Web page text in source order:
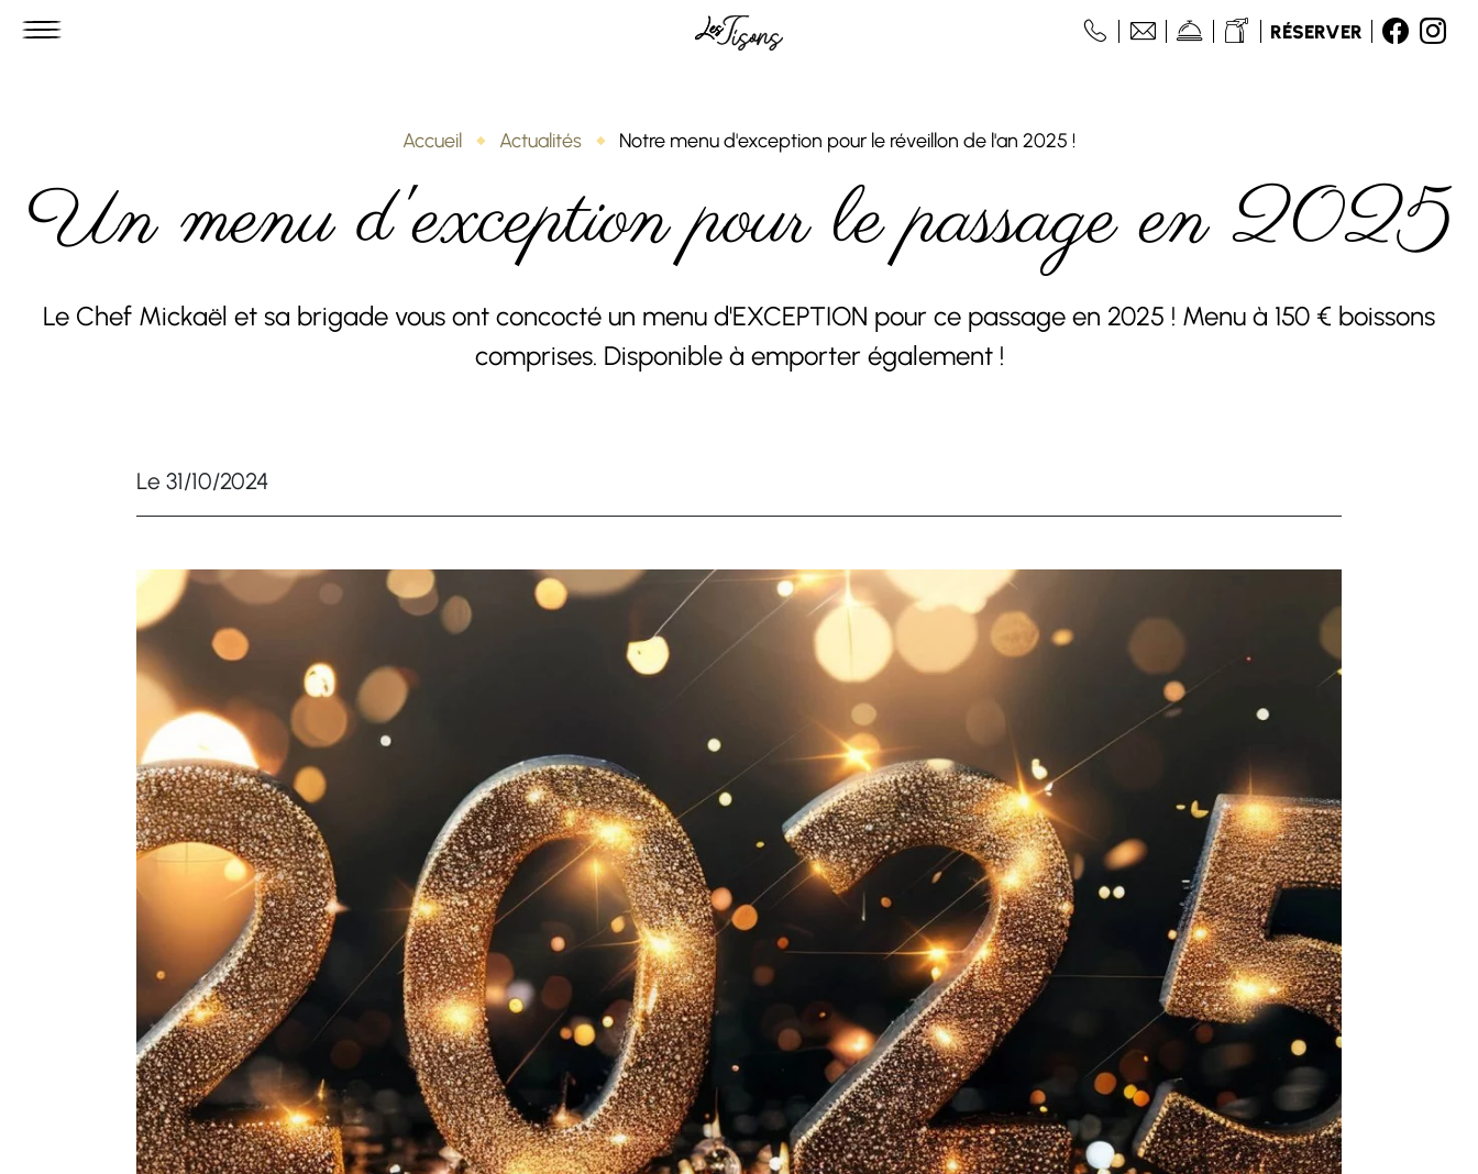
RÉSERVER
Accueil Actualités Notre menu d'exception pour le réveillon de l'an 2025 !
Un menu d'exception pour le passage en 2025
Le Chef Mickaël et sa brigade vous ont concocté un menu d'EXCEPTION pour ce passage en 2025 ! Menu à 150 € boissons
comprises. Disponible à emporter également !
Le 31/10/2024